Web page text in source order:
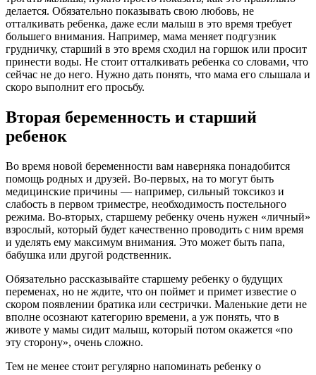
делается. Обязательно показывать свою любовь, не
отталкивать ребенка, даже если малыш в это время требует
большего внимания. Например, мама меняет подгузник
грудничку, старший в это время сходил на горшок или просит
принести воды. Не стоит отталкивать ребенка со словами, что
сейчас не до него. Нужно дать понять, что мама его слышала и
скоро выполнит его просьбу.
Вторая беременность и старший
ребенок
Во время новой беременности вам наверняка понадобится
помощь родных и друзей. Во-первых, на то могут быть
медицинские причины — например, сильный токсикоз и
слабость в первом триместре, необходимость постельного
режима. Во-вторых, старшему ребенку очень нужен «личный»
взрослый, который будет качественно проводить с ним время
и уделять ему максимум внимания. Это может быть папа,
бабушка или другой родственник.
Обязательно рассказывайте старшему ребенку о будущих
переменах, но не ждите, что он поймет и примет известие о
скором появлении братика или сестрички. Маленькие дети не
вполне осознают категорию времени, а уж понять, что в
животе у мамы сидит малыш, который потом окажется «по
эту сторону», очень сложно.
Тем не менее стоит регулярно напоминать ребенку о